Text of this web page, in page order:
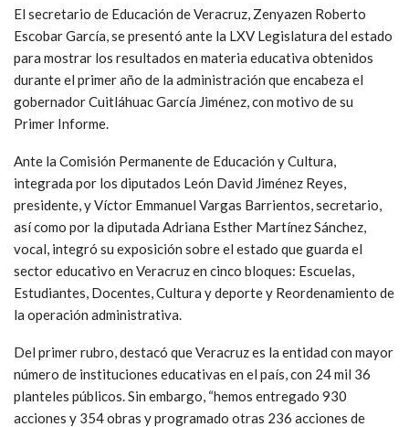
El secretario de Educación de Veracruz, Zenyazen Roberto
Escobar García, se presentó ante la LXV Legislatura del estado
para mostrar los resultados en materia educativa obtenidos
durante el primer año de la administración que encabeza el
gobernador Cuitláhuac García Jiménez, con motivo de su
Primer Informe.
Ante la Comisión Permanente de Educación y Cultura,
integrada por los diputados León David Jiménez Reyes,
presidente, y Víctor Emmanuel Vargas Barrientos, secretario,
así como por la diputada Adriana Esther Martínez Sánchez,
vocal, integró su exposición sobre el estado que guarda el
sector educativo en Veracruz en cinco bloques: Escuelas,
Estudiantes, Docentes, Cultura y deporte y Reordenamiento de
la operación administrativa.
Del primer rubro, destacó que Veracruz es la entidad con mayor
número de instituciones educativas en el país, con 24 mil 36
planteles públicos. Sin embargo, “hemos entregado 930
acciones y 354 obras y programado otras 236 acciones de